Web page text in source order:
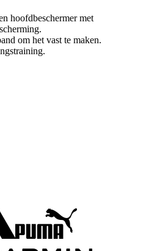
hoofdbeschermer met
om het vast te maken.